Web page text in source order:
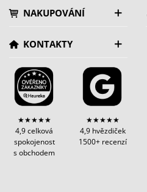
NAKUPOVÁNÍ
KONTAKTY
★★★★★
4,9 celková
spokojenost
s obchodem
★★★★★
4,9 hvězdiček
1500+ recenzí